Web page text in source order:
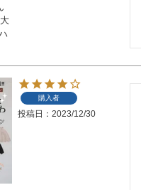
購入者
投稿日 2023/12/30